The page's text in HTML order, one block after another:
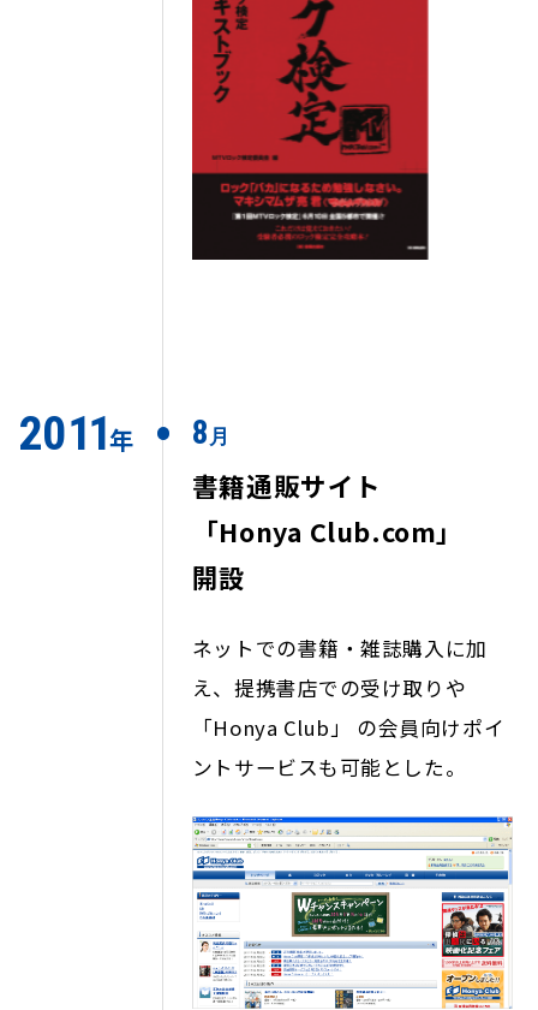
2011年 8 月
書籍通販サイト
「Honya Club.com」
開設
ネットでの書籍・雑誌購入に加
え、提携書店での受け取りや
「Honya Club」 の会員向けポイ
ントサービスも可能とした。